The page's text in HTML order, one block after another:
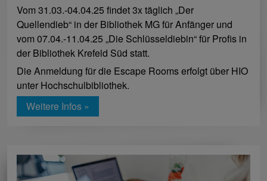
Vom 31.03.-04.04.25 findet 3x täglich „Der
Quellendieb“ in der Bibliothek MG für Anfänger und
vom 07.04.-11.04.25 „Die Schlüsseldiebin“ für Profis in
der Bibliothek Krefeld Süd statt.
Die Anmeldung für die Escape Rooms erfolgt über HIO
unter Hochschulbibliothek.
Weitere Infos »